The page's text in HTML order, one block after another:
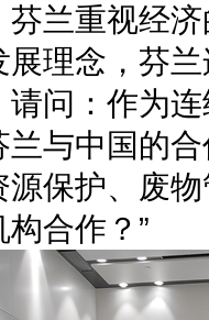
兰重视经
理念，芬
问：作为
与中国的
保护、废
合作？”